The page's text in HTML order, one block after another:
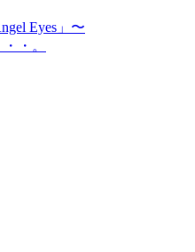
Eyes」〜
・。